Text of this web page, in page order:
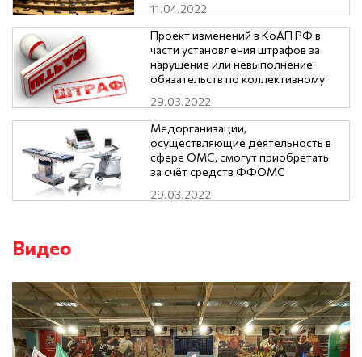
законодательства и иных
нормативных правовых актов
11.04.2022
Проект изменений в КоАП РФ в
части установления штрафов за
нарушение или невыполнение
обязательств по коллективному
29.03.2022
Медорганизации,
осуществляющие деятельность в
сфере ОМС, смогут приобретать
за счёт средств ФФОМС
млн. рублей.
29.03.2022
Видео